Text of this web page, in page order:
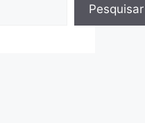
Pesquisar